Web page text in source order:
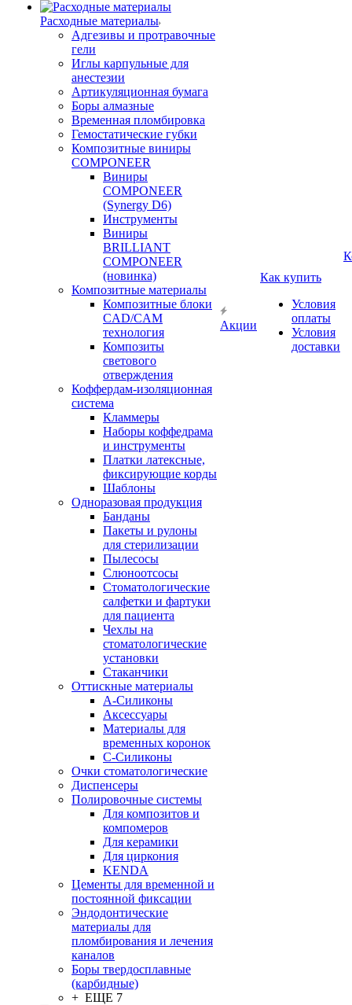
Расходные материалы
Адгезивы и протравочные
гели
Иглы карпульные для
анестезии
Артикуляционная бумага
Боры алмазные
Временная пломбировка
Гемостатические губки
Композитные виниры
COMPONEER
Виниры
COMPONEER
(Synergy D6)
Инструменты
Виниры
BRILLIANT
COMPONEER
(новинка)
Композитные материалы
Композитные блоки
CAD/СAM
технология
Композиты
светового
отверждения
Коффердам-изоляционная
система
Кламмеры
Наборы коффедрама
и инструменты
Платки латексные,
фиксирующие корды
Шаблоны
Одноразовая продукция
Банданы
Пакеты и рулоны
для стерилизации
Пылесосы
Слюноотсосы
Стоматологические
салфетки и фартуки
для пациента
Чехлы на
стоматологические
установки
Стаканчики
Оттискные материалы
А-Силиконы
Аксессуары
Материалы для
временных коронок
С-Силиконы
Очки стоматологические
Диспенсеры
Полировочные системы
Для композитов и
компомеров
Для керамики
Для циркония
KENDA
Цементы для временной и
постоянной фиксации
Эндодонтические
материалы для
пломбирования и лечения
каналов
Боры твердосплавные
(карбидные)
+ ЕЩЕ 7
Акции
Как купить
Условия
оплаты
Условия
доставки